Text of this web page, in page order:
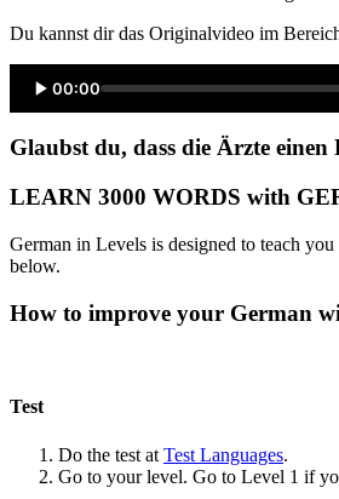
Du kannst dir das Originalvideo im
00:00
Glaubst du, dass die Ärzte
LEARN 3000 WORDS with
German in Levels is designed to teach
below.
How to improve your German
Test
Do the test at Test Languages.
Go to your level. Go to Level 1 if